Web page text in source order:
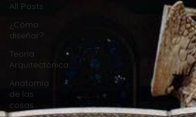
All Posts
¿Cómo
diseñar?
Teoría
Arquitectónica
Anatomía
de las
cosas